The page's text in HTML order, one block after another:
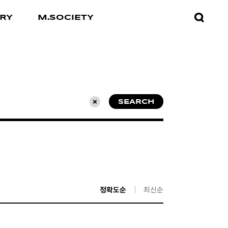
M.SOCIETY
초기화 SEARCH
정확도순 최신순